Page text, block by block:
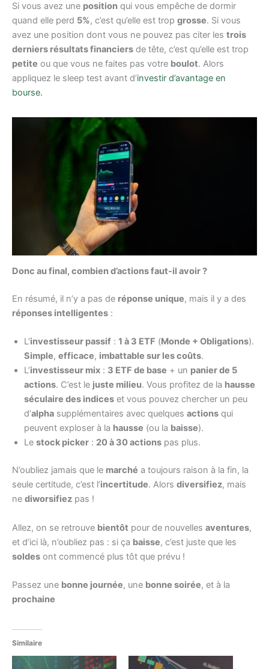
Si vous avez une position qui vous empêche de dormir
quand elle perd 5%, c’est qu’elle est trop grosse. Si vous
avez une position dont vous ne pouvez pas citer les trois
derniers résultats financiers de tête, c’est qu’elle est trop
petite ou que vous ne faites pas votre boulot. Alors
appliquez le sleep test avant d’investir d’avantage en
bourse.
Donc au final, combien d’actions faut-il avoir ?
En résumé, il n’y a pas de réponse unique, mais il y a des
réponses intelligentes :
L’investisseur passif : 1 à 3 ETF (Monde + Obligations).
Simple, efficace, imbattable sur les coûts.
L’investisseur mix : 3 ETF de base + un panier de 5
actions. C’est le juste milieu. Vous profitez de la hausse
séculaire des indices et vous pouvez chercher un peu
d’alpha supplémentaires avec quelques actions qui
peuvent exploser à la hausse (ou la baisse).
Le stock picker : 20 à 30 actions pas plus.
N’oubliez jamais que le marché a toujours raison à la fin, la
seule certitude, c’est l’incertitude. Alors diversifiez, mais
ne diworsifiez pas !
Allez, on se retrouve bientôt pour de nouvelles aventures,
et d’ici là, n’oubliez pas : si ça baisse, c’est juste que les
soldes ont commencé plus tôt que prévu !
Passez une bonne journée, une bonne soirée, et à la
prochaine
Similaire